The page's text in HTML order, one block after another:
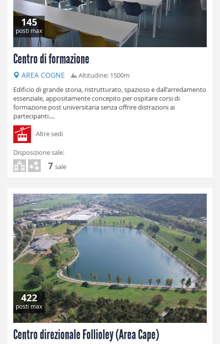
145
posti max
Centro di formazione
AREA COGNE
Altitudine: 1500m
Edificio di grande storia, ristrutturato, spazioso e dall'arredamento
essenziale, appositamente concepito per ospitare corsi di
formazione post universitaria senza offrire distrazioni ai
partecipanti....
Altre sedi
Disposizione sale:
7 sale
422
posti max
Centro direzionale Follioley (Area Cape)